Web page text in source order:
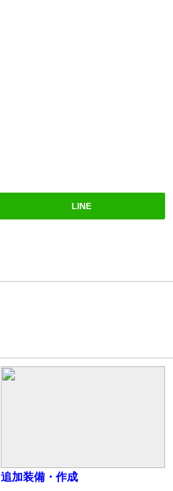
LINE
追加装備・作成